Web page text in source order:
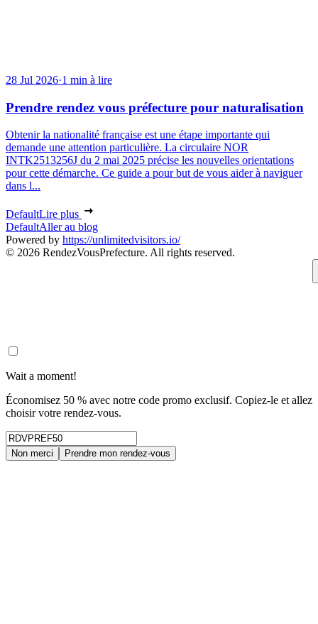
28 Jul 2026·1 min à lire
Prendre rendez vous préfecture pour naturalisation
Obtenir la nationalité française est une étape importante qui
demande une attention particulière. La circulaire NOR
INTK2513256J du 2 mai 2025 précise les nouvelles orientations
pour cette démarche. Ce guide a pour but de vous aider à naviguer
dans l...
DefaultLire plus
DefaultAller au blog
Powered by https://unlimitedvisitors.io/
© 2026 RendezVousPrefecture. All rights reserved.
Wait a moment!
Économisez 50 % avec notre code promo exclusif. Copiez-le et allez
choisir votre rendez-vous.
Non merci Prendre mon rendez-vous